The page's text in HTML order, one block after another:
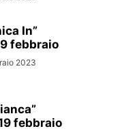
In”
febbraio
2023
febbraio